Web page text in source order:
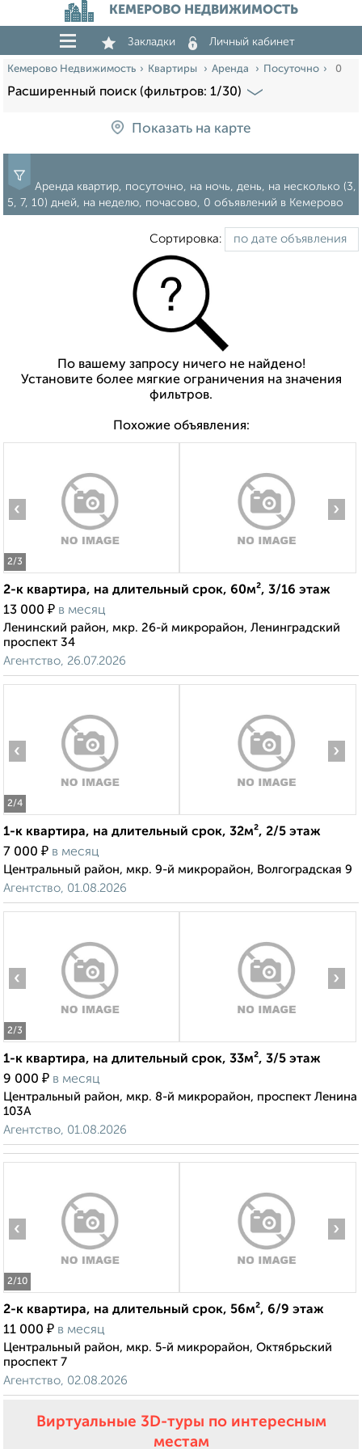
КЕМЕРОВО НЕДВИЖИМОСТЬ
Закладки Личный кабинет
Кемерово Недвижимость Квартиры Аренда Посуточно 0
Расширенный поиск (фильтров: 1/30)
Показать на карте
Аренда квартир, посуточно, на ночь, день, на несколько (3,
5, 7, 10) дней, на неделю, почасово, 0 объявлений в Кемерово
Сортировка:
По вашему запросу ничего не найдено!
Установите более мягкие ограничения на значения
фильтров.
Похожие объявления:
2/3
‹ ›
2-к квартира, на длительный срок, 60м², 3/16 этаж
13 000 ₽ в месяц
Ленинский район, мкр. 26-й микрорайон, Ленинградский
проспект 34
Агентство, 26.07.2026
2/4
‹ ›
1-к квартира, на длительный срок, 32м², 2/5 этаж
7 000 ₽ в месяц
Центральный район, мкр. 9-й микрорайон, Волгоградская 9
Агентство, 01.08.2026
2/3
‹ ›
1-к квартира, на длительный срок, 33м², 3/5 этаж
9 000 ₽ в месяц
Центральный район, мкр. 8-й микрорайон, проспект Ленина
103А
Агентство, 01.08.2026
2/10
‹ ›
2-к квартира, на длительный срок, 56м², 6/9 этаж
11 000 ₽ в месяц
Центральный район, мкр. 5-й микрорайон, Октябрьский
проспект 7
Агентство, 02.08.2026
Виртуальные 3D-туры по интересным
местам